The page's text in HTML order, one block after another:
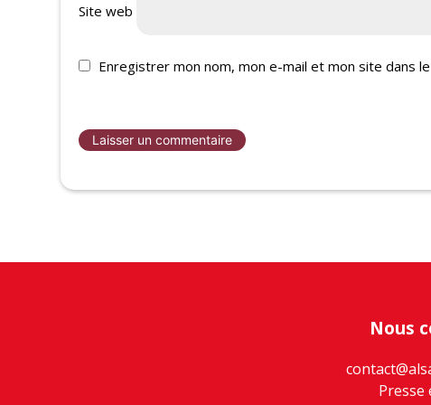
Site web
Enregistrer mon nom, mon e-mail et mon site dans
Nous
Presse